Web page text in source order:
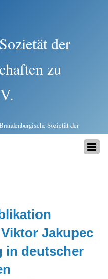
der
zu
Sozietät der
Jakupec
in deutscher